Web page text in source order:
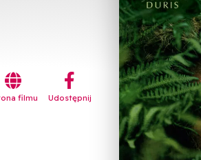

filmu
︁
Udostępnij